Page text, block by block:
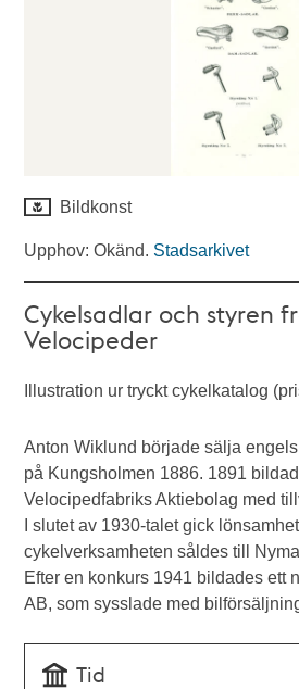
Bildkonst
Upphov: Okänd. Stadsarkivet
Cykelsadlar och styren
Velocipeder
Illustration ur tryckt cykelkatalog
Anton Wiklund började sälja
på Kungsholmen 1886. 1891
Velocipedfabriks Aktiebolag med
I slutet av 1930-talet gick
cykelverksamheten såldes till
Efter en konkurs 1941 bildades ett
AB, som sysslade med
Tid